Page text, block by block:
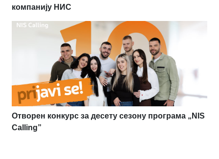
компанију НИС
Отворен конкурс за десету сезону програма „NIS
Calling”